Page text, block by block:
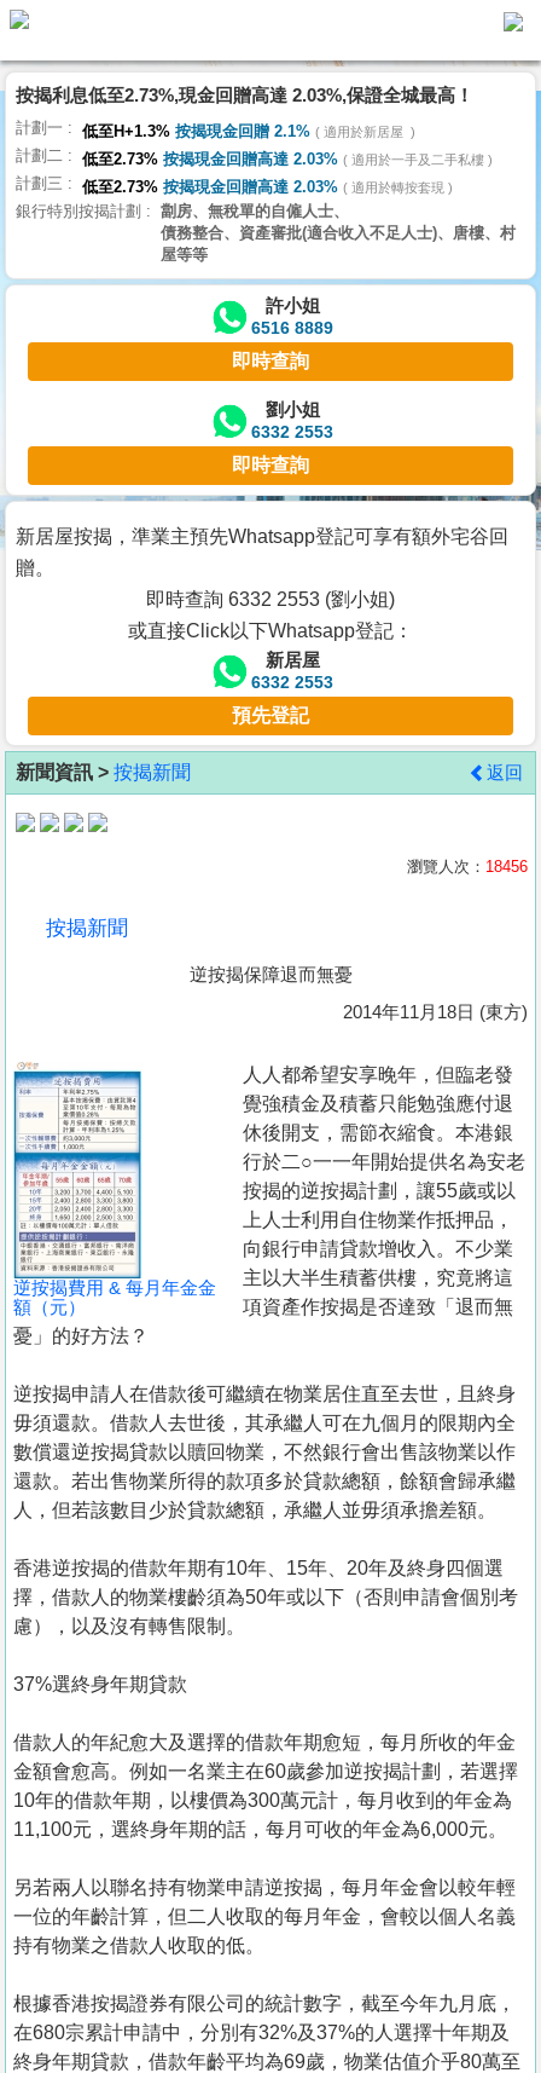
理
主
頁
搵
樓/
交
業
主
宅
谷
按
客
地
產
置
業
手
冊
關
於
我
們
按揭利息低至2.73%,現金回贈高達 2.03%,保證全城最高！
計劃一 低至H+1.3% 按揭現金回贈 2.1% 適用於新居屋
計劃二 低至2.73% 按揭現金回贈高達 2.03% 適用於一手及二手私樓
計劃三 低至2.73% 按揭現金回贈高達 2.03% 適用於轉按套現
銀行特別按揭計劃
劏房、無稅單的自僱人士、
債務整合、資產審批(適合收入不足人士)、唐樓、村
屋等等
許小姐
6516 8889
即時查詢
劉小姐
6332 2553
即時查詢
新居屋按揭，準業主預先Whatsapp登記可享有額外宅谷回
贈。
即時查詢 6332 2553 (劉小姐)
或直接Click以下Whatsapp登記：
新居屋
6332 2553
預先登記
新聞資訊 > 按揭新聞 返回
瀏覽人次： 18456
按揭新聞
逆按揭保障退而無憂
2014年11月18日 (東方)
逆按揭費用 & 每月年金金
額（元）
人人都希望安享晚年，但臨老發
覺強積金及積蓄只能勉強應付退
休後開支，需節衣縮食。本港銀
行於二○一一年開始提供名為安老
按揭的逆按揭計劃，讓55歲或以
上人士利用自住物業作抵押品，
向銀行申請貸款增收入。不少業
主以大半生積蓄供樓，究竟將這
項資產作按揭是否達致「退而無
憂」的好方法？
逆按揭申請人在借款後可繼續在物業居住直至去世，且終身
毋須還款。借款人去世後，其承繼人可在九個月的限期內全
數償還逆按揭貸款以贖回物業，不然銀行會出售該物業以作
還款。若出售物業所得的款項多於貸款總額，餘額會歸承繼
人，但若該數目少於貸款總額，承繼人並毋須承擔差額。
香港逆按揭的借款年期有10年、15年、20年及終身四個選
擇，借款人的物業樓齡須為50年或以下（否則申請會個別考
慮），以及沒有轉售限制。
37%選終身年期貸款
借款人的年紀愈大及選擇的借款年期愈短，每月所收的年金
金額會愈高。例如一名業主在60歲參加逆按揭計劃，若選擇
10年的借款年期，以樓價為300萬元計，每月收到的年金為
11,100元，選終身年期的話，每月可收的年金為6,000元。
另若兩人以聯名持有物業申請逆按揭，每月年金會以較年輕
一位的年齡計算，但二人收取的每月年金，會較以個人名義
持有物業之借款人收取的低。
根據香港按揭證券有限公司的統計數字，截至今年九月底，
在680宗累計申請中，分別有32%及37%的人選擇十年期及
終身年期貸款，借款年齡平均為69歲，物業估值介乎80萬至